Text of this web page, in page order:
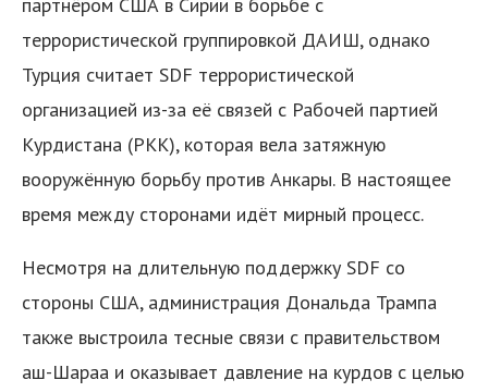
террористической группировкой ДАИШ, однако
Турция считает SDF террористической
организацией из-за её связей с Рабочей партией
Курдистана (PKK), которая вела затяжную
вооружённую борьбу против Анкары. В настоящее
время между сторонами идёт мирный процесс.
Несмотря на длительную поддержку SDF со
стороны США, администрация Дональда Трампа
также выстроила тесные связи с правительством
аш-Шараа и оказывает давление на курдов с целью